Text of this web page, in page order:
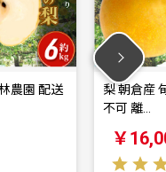
農園 配送
梨 朝倉産
不可 離…
￥